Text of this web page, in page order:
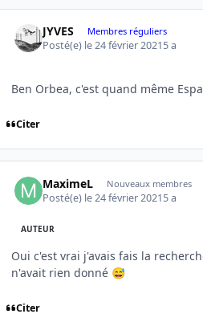
JYVES Membres réguliers
Posté(e) le 24 février 20215 a
Ben Orbea, c'est quand même
Citer
MaximeL Nouveaux membres
Posté(e) le 24 février 20215 a
AUTEUR
Oui c'est vrai j'avais fais la
n'avait rien donné 😅
Citer